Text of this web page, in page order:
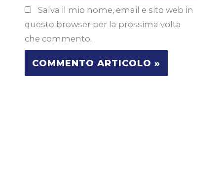
Salva il mio nome, email e sito web in
questo browser per la prossima volta
che commento.